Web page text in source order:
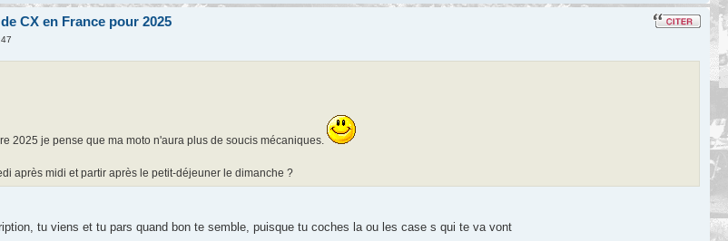
CX en France pour 2025
2025 je pense que ma moto n'aura plus de soucis mécaniques.
après midi et partir après le petit-déjeuner le dimanche ?
tu viens et tu pars quand bon te semble, puisque tu coches la ou les case s qui te va vont